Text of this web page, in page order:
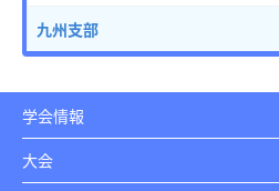
九州支部
学会情報
大会